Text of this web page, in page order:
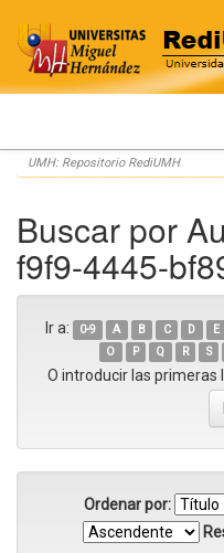
Skip
navigation
UMH: Repositorio RediUMH
Buscar por
f9f9-4445-
Ir a: 0-9 A B C D E
O
P Q R S
O introducir las primeras
Ordenar por: